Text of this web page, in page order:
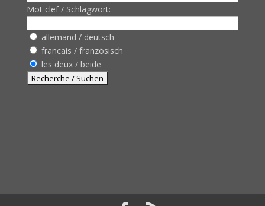
Mot clef / Schlagwort:
allemand / deutsch
francais / französisch
les deux / beide